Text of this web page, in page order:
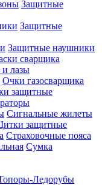
Защитные
Защитные
Защитные наушники
сварщика
и лазы
Очки газосварщика
защитные
Сигнальные жилеты
защитные
Страховочные пояса
Сумка
Ледорубы